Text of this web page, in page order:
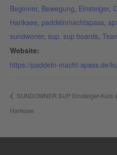
Beginner, Bewegung, Einsteiger,
Hariksee, paddelnmachtspass,
sundwoner, sup. sup boards,
Website:
https://paddeln-macht-spass.de/
SUNDOWNER SUP Einsteiger-Kurs
Hariksee